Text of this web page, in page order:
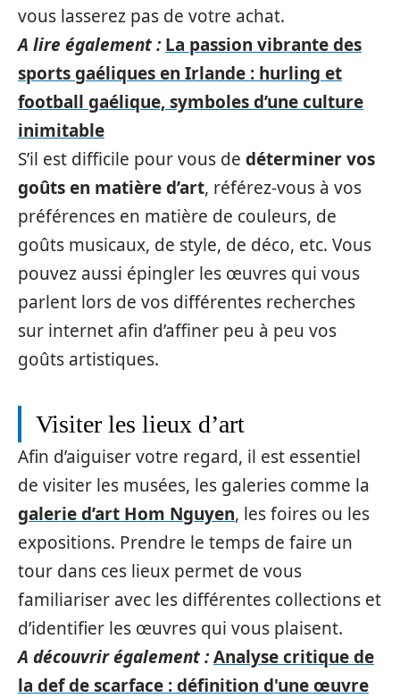
vous lasserez pas de votre achat.
A lire également : La passion vibrante des
sports gaéliques en Irlande : hurling et
football gaélique, symboles d’une culture
inimitable
S’il est difficile pour vous de déterminer vos
goûts en matière d’art, référez-vous à vos
préférences en matière de couleurs, de
goûts musicaux, de style, de déco, etc. Vous
pouvez aussi épingler les œuvres qui vous
parlent lors de vos différentes recherches
sur internet afin d’affiner peu à peu vos
goûts artistiques.
Visiter les lieux d’art
Afin d’aiguiser votre regard, il est essentiel
de visiter les musées, les galeries comme la
galerie d’art Hom Nguyen, les foires ou les
expositions. Prendre le temps de faire un
tour dans ces lieux permet de vous
familiariser avec les différentes collections et
d’identifier les œuvres qui vous plaisent.
A découvrir également :Analyse critique de
la def de scarface : définition d'une œuvre